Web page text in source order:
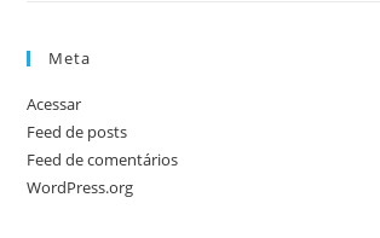
Meta
Acessar
Feed de posts
Feed de comentários
WordPress.org